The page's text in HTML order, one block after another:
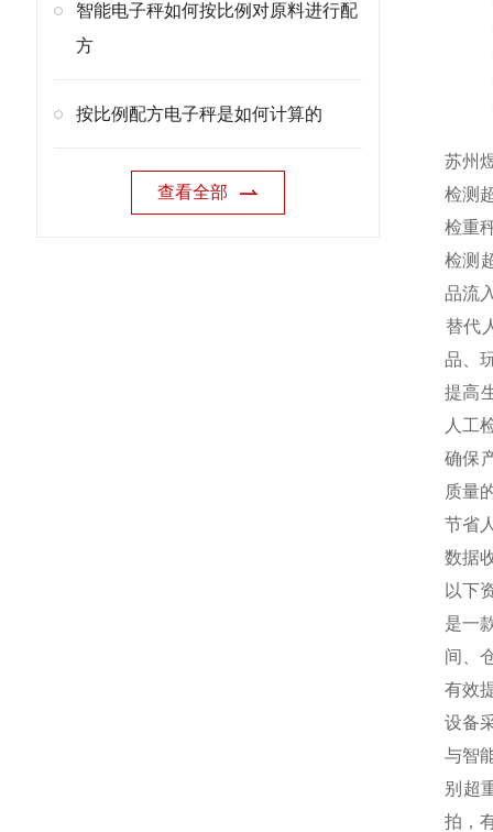
智能电子秤如何按比例对原料进行配
方
按比例配方电子秤是如何计算的
查看全部
苏州
检测
检重
检测
品流
替代
品、
提高
人工
确保
质量
节省
数据
以下
是一
间、
有效
设备
与智
别超
拍，